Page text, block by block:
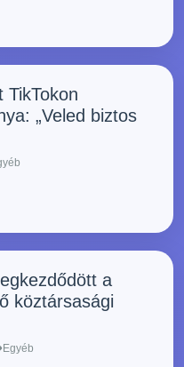
TikTokon
„Veled biztos
a
köztársasági
Egyéb